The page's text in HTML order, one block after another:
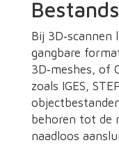
Bij 3D‑scannen
gangbare
3D‑meshes, of
zoals IGES,
behoren tot de
naadloos